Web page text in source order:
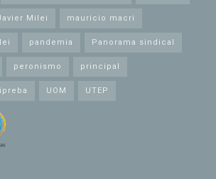
Milei mauricio macri
pandemia Panorama sindical
peronismo principal
UOM UTEP